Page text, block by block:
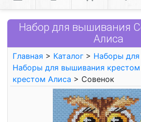
Набор для вышивания
Алиса
Главная > Каталог > Наборы
Наборы для вышивания крестом
крестом Алиса > Совенок